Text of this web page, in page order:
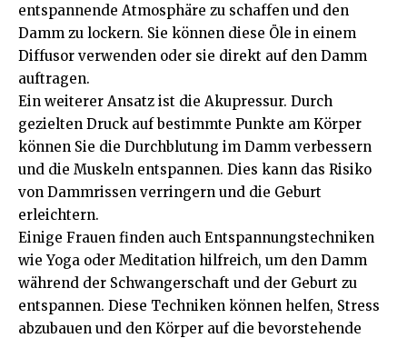
entspannende Atmosphäre zu schaffen und den
Damm zu lockern. Sie können diese Öle in einem
Diffusor verwenden oder sie direkt auf den Damm
auftragen.
Ein weiterer Ansatz ist die Akupressur. Durch
gezielten Druck auf bestimmte Punkte am Körper
können Sie die Durchblutung im Damm verbessern
und die Muskeln entspannen. Dies kann das Risiko
von Dammrissen verringern und die Geburt
erleichtern.
Einige Frauen finden auch Entspannungstechniken
wie Yoga oder Meditation hilfreich, um den Damm
während der Schwangerschaft und der Geburt zu
entspannen. Diese Techniken können helfen, Stress
abzubauen und den Körper auf die bevorstehende